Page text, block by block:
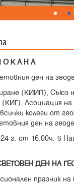
О К А Н А
ден на
(КИИП), Съюз
Асоциация
колеги от
ден на
г. от 16:00ч. в
ДЕН НА
празник на